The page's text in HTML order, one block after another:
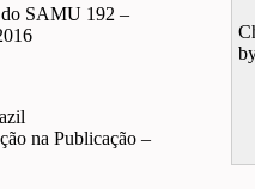
do SAMU 192 –
na Publicação –